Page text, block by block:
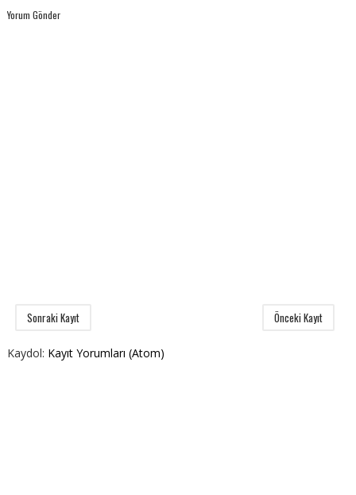
Yorum Gönder
Sonraki Kayıt Önceki Kayıt
Kaydol: Kayıt Yorumları (Atom)